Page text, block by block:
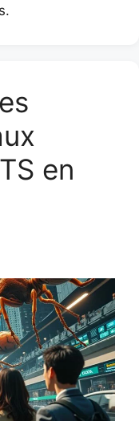
en